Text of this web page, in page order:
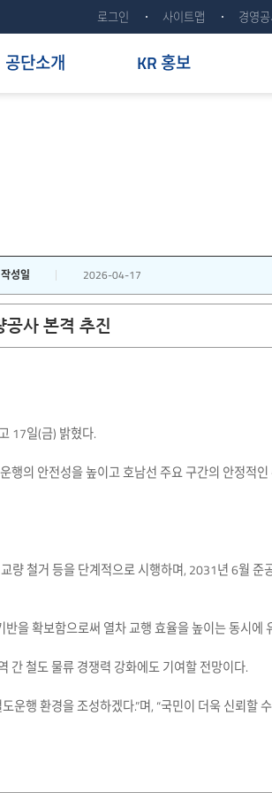
로그인 사이트맵 경영공
공단소개 KR 홍보
작성일 2026-04-17
사 본격 추진
17일(금) 밝혔다.
의 안전성을 높이고 호남선 주요 구간의 안정적
철거 등을 단계적으로 시행하며, 2031년 6월 준
을 확보함으로써 열차 교행 효율을 높이는 동시에
간 철도 물류 경쟁력 강화에도 기여할 전망이다.
행 환경을 조성하겠다.”며, “국민이 더욱 신뢰할